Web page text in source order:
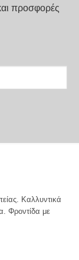
προσφορές
Καλλυντικά
Φροντίδα με